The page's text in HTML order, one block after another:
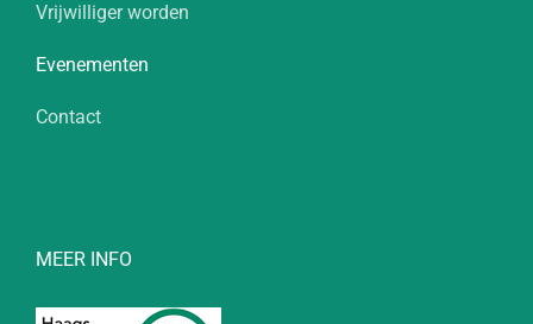
Vrijwilliger worden
Evenementen
Contact
MEER INFO